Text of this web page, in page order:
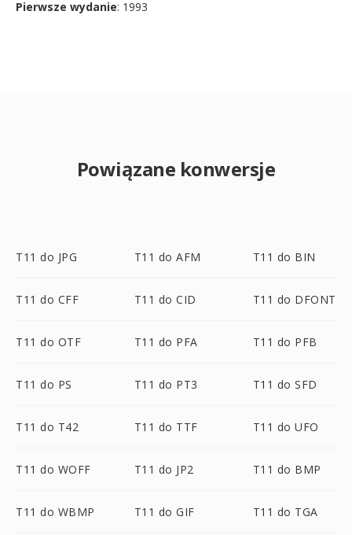
Pierwsze wydanie: 1993
Powiązane konwersje
T11 do JPG T11 do AFM T11 do BIN
T11 do CFF T11 do CID T11 do DFONT
T11 do OTF T11 do PFA T11 do PFB
T11 do PS T11 do PT3 T11 do SFD
T11 do T42 T11 do TTF T11 do UFO
T11 do WOFF T11 do JP2 T11 do BMP
T11 do WBMP T11 do GIF T11 do TGA